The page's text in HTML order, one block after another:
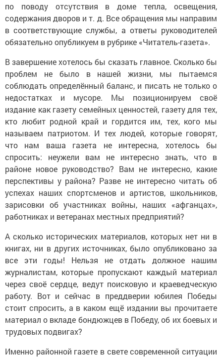
по поводу отсутствия в доме тепла, освещения,
содержания дворов и т. д. Все обращения мы направим
в соответствующие службы, а ответы руководителей
обязательно опубликуем в рубрике «Читатель-газета».
В завершение хотелось бы сказать главное. Сколько бы
проблем не было в нашей жизни, мы пытаемся
соблюдать определённый баланс, и писать не только о
недостатках и мусоре. Мы позиционируем своё
издание как газету семейных ценностей, газету для тех,
кто любит родной край и гордится им, тех, кого мы
называем патриотом. И тех людей, которые говорят,
что нам ваша газета не интересна, хотелось бы
спросить: неужели вам не интересно знать, что в
районе новое руководство? Вам не интересно, какие
перспективы у района? Разве не интересно читать об
успехах наших спортсменов и артистов, школьников,
зарисовки об участниках войны, наших «афганцах»,
работниках и ветеранах местных предприятий?
А сколько исторических материалов, которых нет ни в
книгах, ни в других источниках, было опубликовано за
все эти годы! Нельзя не отдать должное нашим
журналистам, которые пропускают каждый материал
через своё сердце, ведут поисковую и краеведческую
работу. Вот и сейчас в преддверии юбилея Победы
стоит спросить, а в каком ещё издании вы прочитаете
материал о вкладе бондюжцев в Победу, об их боевых и
трудовых подвигах?
Именно районной газете в свете современной ситуации